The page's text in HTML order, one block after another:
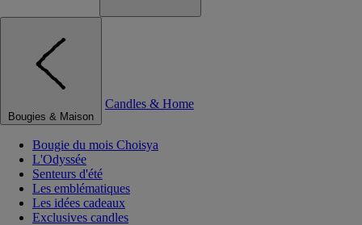
Bougies & Maison
Candles & Home
Bougie du mois Choisya
L'Odyssée
Senteurs d'été
Les emblématiques
Les idées cadeaux
Exclusives candles